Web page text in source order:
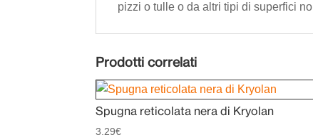
pizzi o tulle o da altri tipi di superfici
Prodotti correlati
Spugna reticolata nera di Kryolan
3,29€